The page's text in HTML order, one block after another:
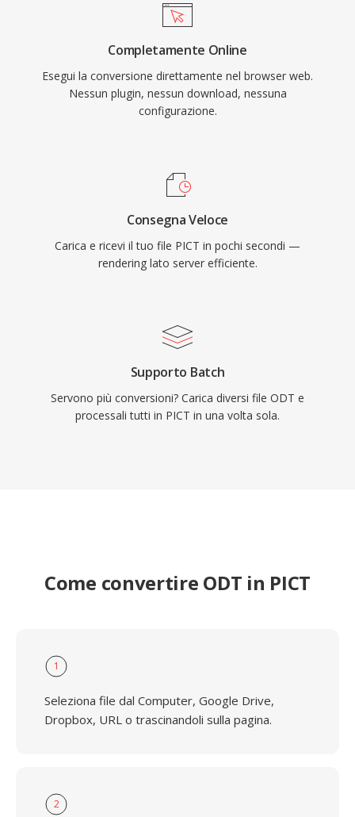
Completamente Online
Esegui la conversione direttamente nel browser web.
Nessun plugin, nessun download, nessuna
configurazione.
Consegna Veloce
Carica e ricevi il tuo file PICT in pochi secondi —
rendering lato server efficiente.
Supporto Batch
Servono più conversioni? Carica diversi file ODT e
processali tutti in PICT in una volta sola.
Come convertire ODT in PICT
1
Seleziona file dal Computer, Google Drive,
Dropbox, URL o trascinandoli sulla pagina.
2